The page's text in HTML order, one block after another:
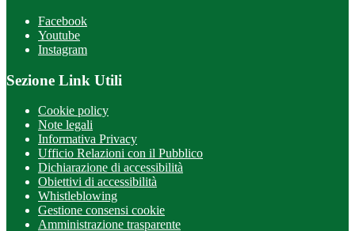
Facebook
Youtube
Instagram
Sezione Link Utili
Cookie policy
Note legali
Informativa Privacy
Ufficio Relazioni con il Pubblico
Dichiarazione di accessibilità
Obiettivi di accessibilità
Whistleblowing
Gestione consensi cookie
Amministrazione trasparente